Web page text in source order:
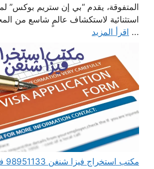
المتفوقة، يقدم “بي إن ستريم بوكس”
استثنائية لاستكشاف عالمٍ شاسع من
... اقرأ المزيد